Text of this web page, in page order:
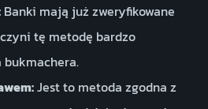
Banki mają już zweryfikowane
tę metodę bardzo
Jest to metoda zgodna z